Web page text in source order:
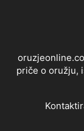
priče o oružju,